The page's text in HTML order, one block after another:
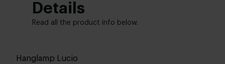
Details
Read all the product info below.
Hanglamp Lucio